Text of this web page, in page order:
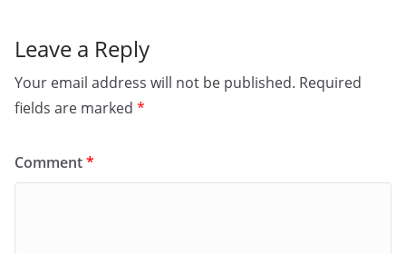
Leave a Reply
Your email address will not be published. Required
fields are marked *
Comment*